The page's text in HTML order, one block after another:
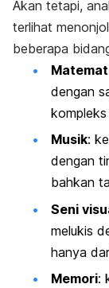
Akan tetapi,
terlihat
beberapa
dengan
Musik:
dengan
bahkan
Seni
melukis
hanya
Memori: